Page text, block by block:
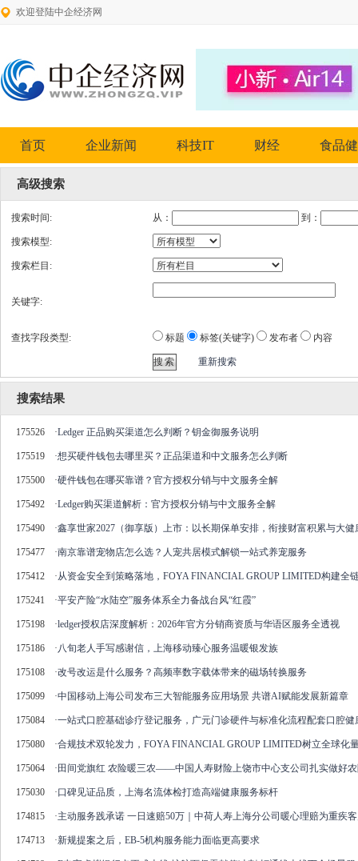
欢迎登陆中企经济网
首页 企业新闻 科技IT 财经 食品
高级搜索
搜索时间: 从： 到：
搜索模型:
搜索栏目:
关键字:
查找字段类型: 标题 标签(关键字) 发布者 内容
重新搜索
搜索结果
175526 ·Ledger 正品购买渠道怎么判断？钥金御服务说明
175519 ·想买硬件钱包去哪里买？正品渠道和中文服务怎么判断
175500 ·硬件钱包在哪买靠谱？官方授权分销与中文服务全解
175492 ·Ledger购买渠道解析：官方授权分销与中文服务全解
175490 ·鑫享世家2027（御享版）上市：以长期保单安排，衔接财富积累与大健
175477 ·南京靠谱宠物店怎么选？人宠共居模式解锁一站式养宠服务
175412 ·从资金安全到策略落地，FOYA FINANCIAL GROUP LIMITED构建全
175241 ·平安产险“水陆空”服务体系全力备战台风“红霞”
175198 ·ledger授权店深度解析：2026年官方分销商资质与华语区服务全透视
175186 ·八旬老人手写感谢信，上海移动臻心服务温暖银发族
175108 ·改号改运是什么服务？高频率数字载体带来的磁场转换服务
175099 ·中国移动上海公司发布三大智能服务应用场景 共谱AI赋能发展新篇章
175084 ·一站式口腔基础诊疗登记服务，广元门诊硬件与标准化流程配套口腔健
175080 ·合规技术双轮发力，FOYA FINANCIAL GROUP LIMITED树立全球化
175064 · 田间党旗红 农险暖三农——中国人寿财险上饶市中心支公司扎实做好
175030 ·口碑见证品质，上海名流体检打造高端健康服务标杆
174815 ·主动服务践承诺 一日速赔50万｜中荷人寿上海分公司暖心理赔为重疾
174713 ·新规提案之后，EB-5机构服务能力面临更高要求